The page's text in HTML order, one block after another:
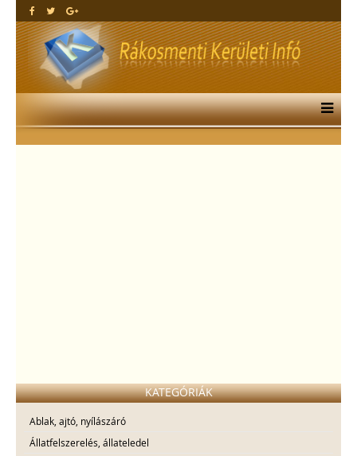
KATEGÓRIÁK
Ablak, ajtó, nyílászáró
Állatfelszerelés, állateledel